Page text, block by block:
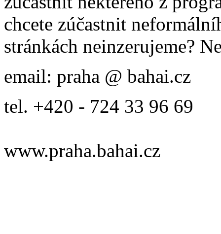
chcete zúčastnit
stránkách neinzerujeme?
email: praha @ bahai.cz
tel. +420 - 724 33 96 69
www.praha.bahai.cz